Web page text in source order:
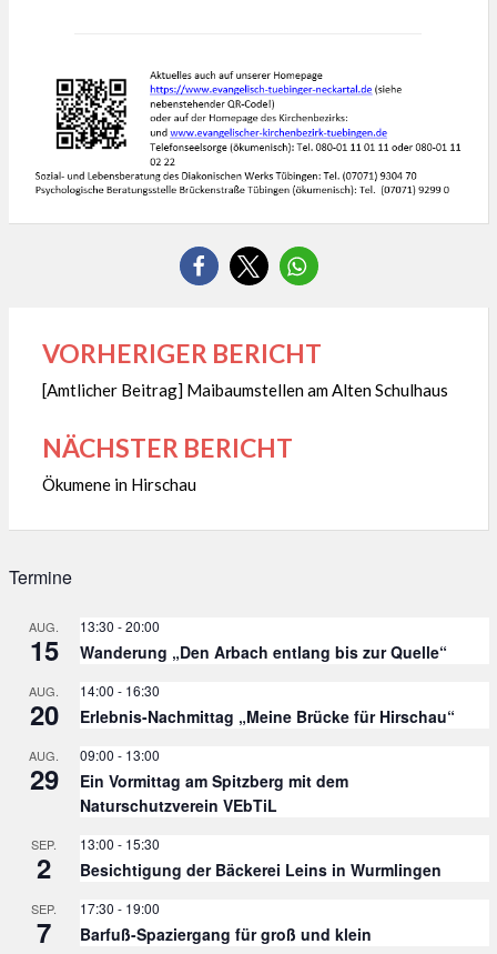
Beitragsnavigation
VORHERIGER BERICHT
[Amtlicher Beitrag] Maibaumstellen am Alten Schulhaus
NÄCHSTER BERICHT
Ökumene in Hirschau
Termine
AUG.
15
13:30 -20:00
Wanderung „Den Arbach entlang bis zur Quelle“
AUG.
20
14:00 - 16:30
Erlebnis-Nachmittag „Meine Brücke für Hirschau“
AUG.
29
09:00 - 13:00
Ein Vormittag am Spitzberg mit dem
Naturschutzverein VEbTiL
SEP.
2
13:00 - 15:30
Besichtigung der Bäckerei Leins in Wurmlingen
SEP.
7
17:30 - 19:00
Barfuß-Spaziergang für groß und klein